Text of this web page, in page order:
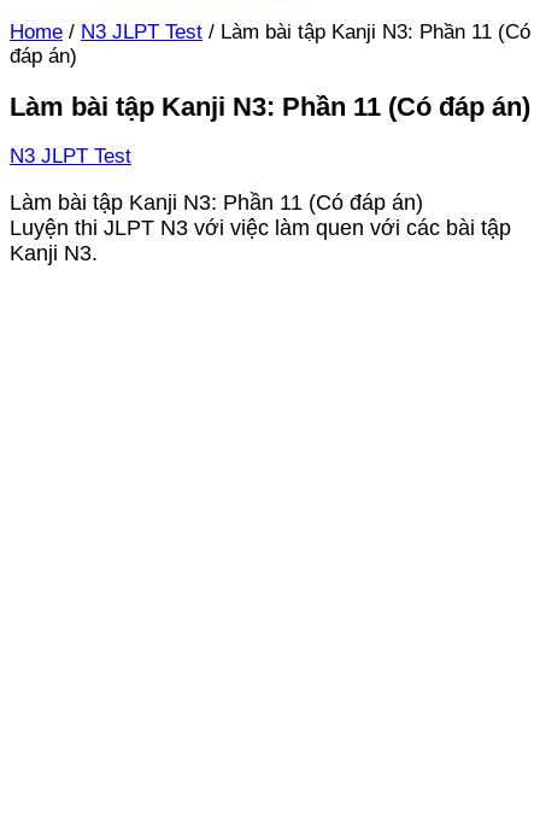
Home / N3 JLPT Test / Làm bài tập Kanji N3: Phần 11 (Có
đáp án)
Làm bài tập Kanji N3: Phần 11 (Có đáp án)
N3 JLPT Test
Làm bài tập Kanji N3: Phần 11 (Có đáp án)
Luyện thi JLPT N3 với việc làm quen với các bài tập
Kanji N3.